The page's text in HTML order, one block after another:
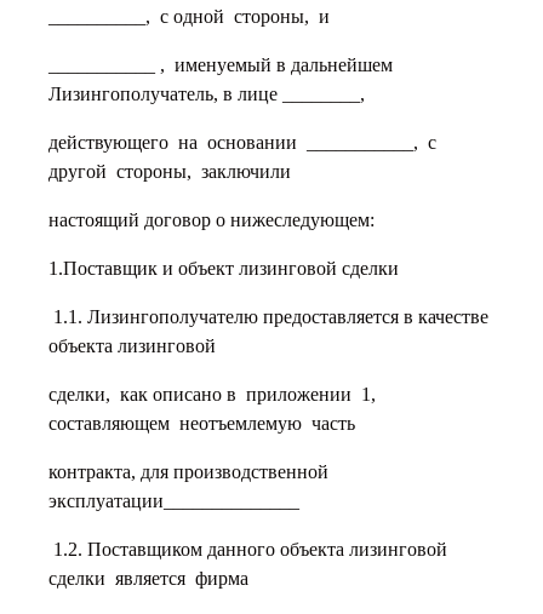
__________, с одной стороны, и
___________ , именуемый в дальнейшем
Лизингополучатель, в лице ________,
действующего на основании ___________, с
другой стороны, заключили
настоящий договор о нижеследующем:
1.Поставщик и объект лизинговой сделки
1.1. Лизингополучателю предоставляется в качестве
объекта лизинговой
сделки, как описано в приложении 1,
составляющем неотъемлемую часть
контракта, для производственной
эксплуатации______________
1.2. Поставщиком данного объекта лизинговой
сделки является фирма